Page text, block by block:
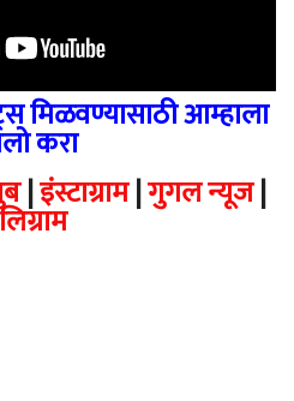
मिळवण्यासाठी आम्हाला
करा
|इंस्टाग्राम|गुगल न्यूज|